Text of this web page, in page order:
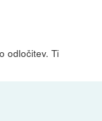
odločitev. Ti